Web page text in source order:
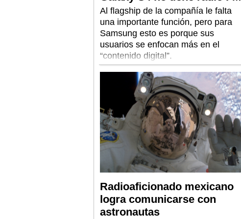
Al flagship de la compañía le falta
una importante función, pero para
Samsung esto es porque sus
usuarios se enfocan más en el
“contenido digital”.
Radioaficionado mexicano
logra comunicarse con
astronautas